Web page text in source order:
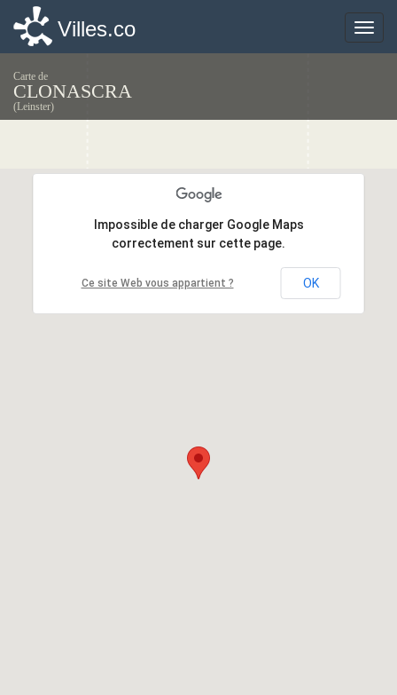
Toggle
Villes.co
Carte de
CLONASCRA
(Leinster)
Impossible de charger Google Maps
correctement sur cette page.
Ce site Web vous appartient ? OK
Impossible de charger Google Maps
correctement sur cette page.
Ce site Web vous appartient ? OK
Toggle
Villes.co